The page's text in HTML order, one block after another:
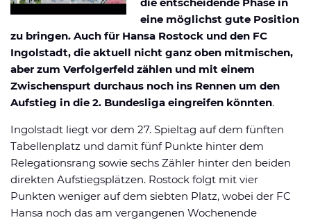
eine möglichst gute Position
zu bringen. Auch für Hansa Rostock und den FC
Ingolstadt, die aktuell nicht ganz oben mitmischen,
aber zum Verfolgerfeld zählen und mit einem
Zwischenspurt durchaus noch ins Rennen um den
Aufstieg in die 2. Bundesliga eingreifen könnten.
Ingolstadt liegt vor dem 27. Spieltag auf dem fünften
Tabellenplatz und damit fünf Punkte hinter dem
Relegationsrang sowie sechs Zähler hinter den beiden
direkten Aufstiegsplätzen. Rostock folgt mit vier
Punkten weniger auf dem siebten Platz, wobei der FC
Hansa noch das am vergangenen Wochenende